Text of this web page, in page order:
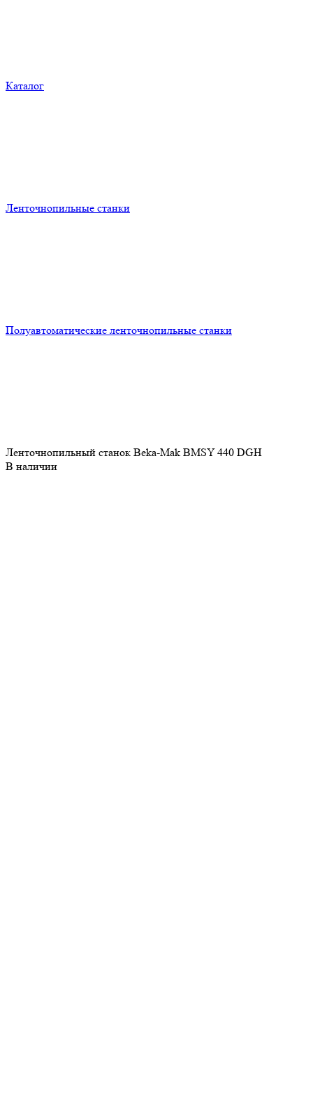
Каталог
Ленточнопильные станки
Полуавтоматические ленточнопильные станки
Ленточнопильный станок Beka-Mak BMSY 440 DGH
В наличии